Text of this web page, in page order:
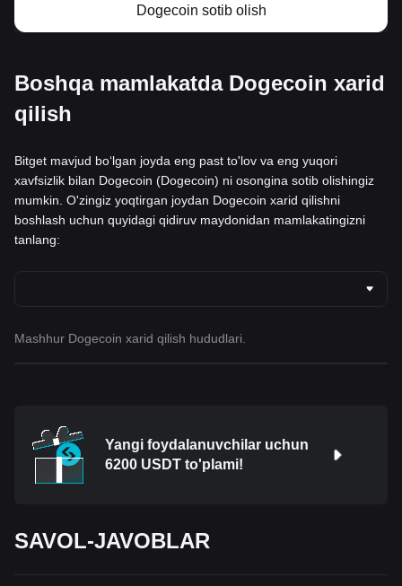
Dogecoin sotib olish
Boshqa mamlakatda Dogecoin xarid
qilish
Bitget mavjud boʻlgan joyda eng past to'lov va eng yuqori
xavfsizlik bilan Dogecoin (Dogecoin) ni osongina sotib olishingiz
mumkin. O'zingiz yoqtirgan joydan Dogecoin xarid qilishni
boshlash uchun quyidagi qidiruv maydonidan mamlakatingizni
tanlang:
Mashhur Dogecoin xarid qilish hududlari.
Yangi foydalanuvchilar uchun
6200 USDT to'plami!
SAVOL-JAVOBLAR